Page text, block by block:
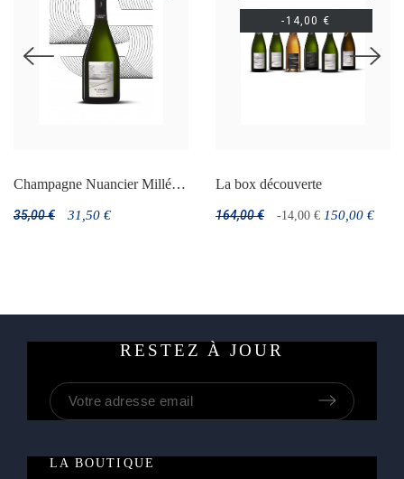
Champagne Nuancier Millésime 2018
35,00 € 31,50 €
La box découverte
164,00 € -14,00 € 150,00 €
-14,00 €
RESTEZ À JOUR
LA BOUTIQUE